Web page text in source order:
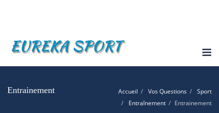
Entrainement Accueil Vos Questions
Sport
Entraînement
Entrainement